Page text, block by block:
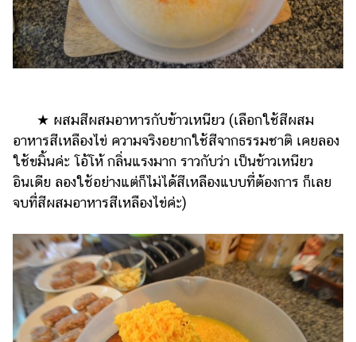
ติดต่อ
โฆษณา
แจ้ง
ร่วม
งาน
กับ
เรา
★ ผสมสีผสมอาหารกับข้าวเหนียว (เลือกใช้สีผสม
อาหารสีเหลืองไข่ ความจริงอยากใช้สีจากธรรมชาติ เคยลอง
ใช้ขมิ้นค่ะ โอ้โห้ กลิ่นแรงมาก ราวกับว่า เป็นข้าวเหนียว
อินเดีย ลองใช้อย่างแต่ก็ไม่ได้สีเหลืองแบบที่ต้องการ ก็เลย
จบที่สีผสมอาหารสีเหลืองไข่ค่ะ)